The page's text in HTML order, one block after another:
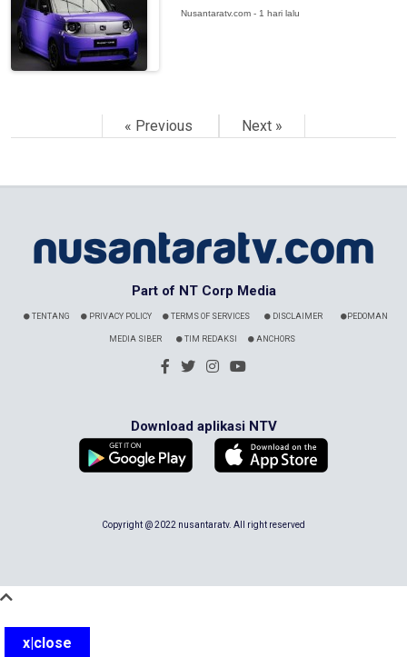
Nusantaratv.com - 1 hari lalu
« Previous Next »
Part of NT Corp Media
TENTANG PRIVACY POLICY TERMS OF SERVICES DISCLAIMER PEDOMAN
MEDIA SIBER TIM REDAKSI ANCHORS
Download aplikasi NTV
Copyright @ 2022 nusantaratv. All right reserved
x|close